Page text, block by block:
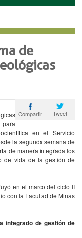
de
Tweet
Compartir
en el Servicio
la segunda semana de
de manera integrada los
de vida de la gestión de
en el marco del ciclo II
con la Facultad de Minas
integrado de gestión de